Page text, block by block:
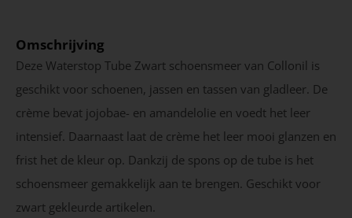
Omschrijving
Deze Waterstop Tube Zwart schoensmeer van Collonil is
geschikt voor schoenen, jassen en tassen van gladleer. De
crème bevat jojobae- en amandelolie en voedt het leer
intensief. Daarnaast laat de crème het leer mooi glanzen en
frist het de kleur op. Dankzij de spons op de tube is het
schoensmeer gemakkelijk aan te brengen. Geschikt voor
zwart gekleurde artikelen.